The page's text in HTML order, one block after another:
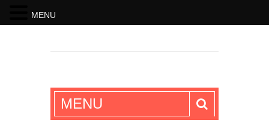
SKRIFTEN
MENU
MENU